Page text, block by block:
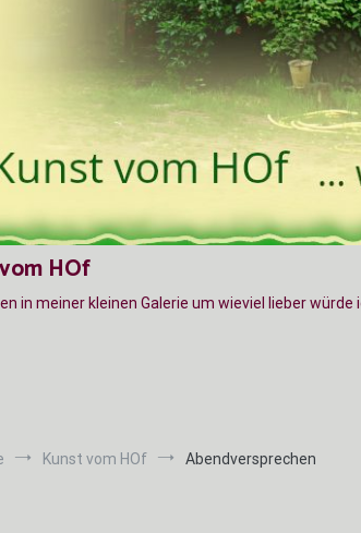
HOf
in meiner kleinen Galerie um wieviel lieber
Kunst vom HOf Abendversprechen